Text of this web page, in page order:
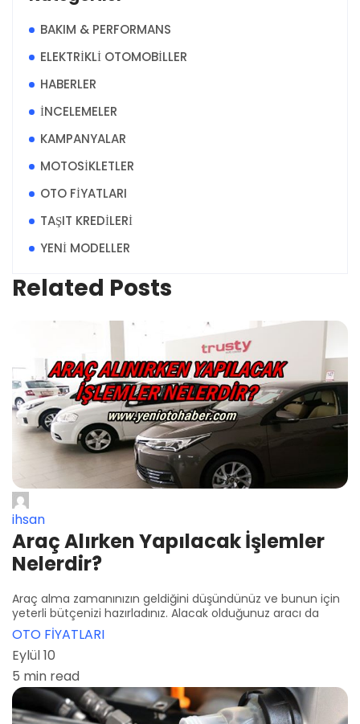
BAKIM & PERFORMANS
ELEKTRİKLİ OTOMOBİLLER
HABERLER
İNCELEMELER
KAMPANYALAR
MOTOSİKLETLER
OTO FİYATLARI
TAŞIT KREDİLERİ
YENİ MODELLER
Related Posts
ihsan
Araç Alırken Yapılacak İşlemler
Nelerdir?
Araç alma zamanınızın geldiğini düşündünüz ve bunun için
yeterli bütçenizi hazırladınız. Alacak olduğunuz aracı da
OTO FİYATLARI
Eylül 10
5 min read